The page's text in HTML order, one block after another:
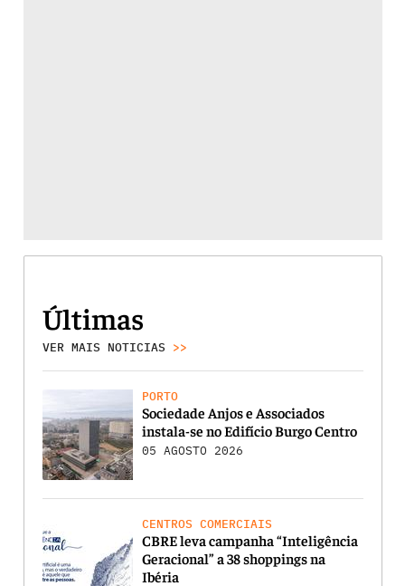
Últimas
VER MAIS NOTICIAS >>
PORTO
Sociedade Anjos e Associados
instala-se no Edifício Burgo Centro
05 AGOSTO 2026
CENTROS COMERCIAIS
CBRE leva campanha “Inteligência
Geracional” a 38 shoppings na
Ibéria